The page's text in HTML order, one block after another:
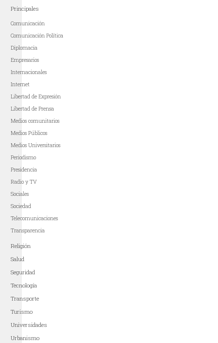
Principales
Comunicación
Comunicación Política
Diplomacia
Empresarios
Internacionales
Internet
Libertad de Expresión
Libertad de Prensa
Medios comunitarios
Medios Públicos
Medios Universitarios
Periodismo
Presidencia
Radio y TV
Sociales
Sociedad
Telecomunicaciones
Transparencia
Religión
Salud
Seguridad
Tecnología
Transporte
Turismo
Universidades
Urbanismo